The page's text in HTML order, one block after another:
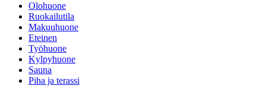
Olohuone
Ruokailutila
Makuuhuone
Eteinen
Työhuone
Kylpyhuone
Sauna
Piha ja terassi